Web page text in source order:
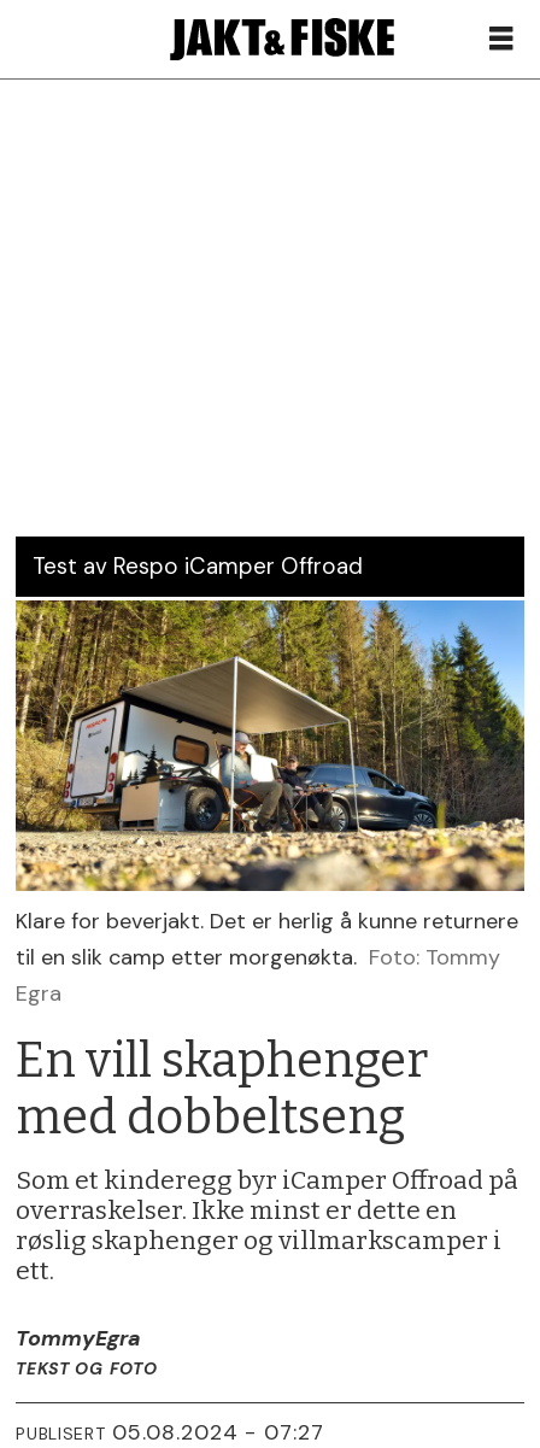
Test av Respo iCamper Offroad
Klare for beverjakt. Det er herlig å kunne returnere
til en slik camp etter morgenøkta. Foto: Tommy
Egra
En vill skaphenger
med dobbeltseng
Som et kinderegg byr iCamper Offroad på
overraskelser. Ikke minst er dette en
røslig skaphenger og villmarkscamper i
ett.
TommyEgra
TEKST OG FOTO
PUBLISERT 05.08.2024 - 07:27